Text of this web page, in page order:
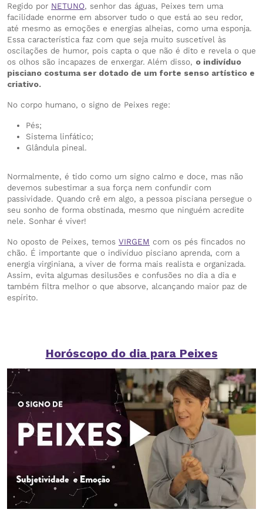
Regido por NETUNO, senhor das águas, Peixes tem uma
facilidade enorme em absorver tudo o que está ao seu redor,
até mesmo as emoções e energias alheias, como uma esponja.
Essa característica faz com que seja muito suscetível às
oscilações de humor, pois capta o que não é dito e revela o que
os olhos são incapazes de enxergar. Além disso, o indivíduo
pisciano costuma ser dotado de um forte senso artístico e
criativo.
No corpo humano, o signo de Peixes rege:
Pés;
Sistema linfático;
Glândula pineal.
Normalmente, é tido como um signo calmo e doce, mas não
devemos subestimar a sua força nem confundir com
passividade. Quando crê em algo, a pessoa pisciana persegue o
seu sonho de forma obstinada, mesmo que ninguém acredite
nele. Sonhar é viver!
No oposto de Peixes, temos VIRGEM com os pés fincados no
chão. É importante que o indivíduo pisciano aprenda, com a
energia virginiana, a viver de forma mais realista e organizada.
Assim, evita algumas desilusões e confusões no dia a dia e
também filtra melhor o que absorve, alcançando maior paz de
espírito.
Horóscopo do dia para Peixes